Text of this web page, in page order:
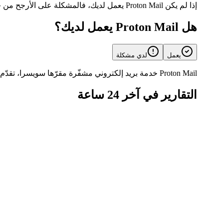
إذا لم يكن Proton Mail يعمل لديك، فالمشكلة على الأرجح من جهتك. حاول إعادة تشغيل التطبيق أو التحقق من اتصالك بالإنترنت.
هل Proton Mail يعمل لديك؟
يعمل لدي مشكلة
Proton Mail خدمة بريد إلكتروني مشفّرة مقرّها سويسرا، تقدّم تشفيرًا من طرف إلى طرف وخصوصية بدون وصول للبريد الشخصي والتجاري.
التقارير في آخر 24 ساعة